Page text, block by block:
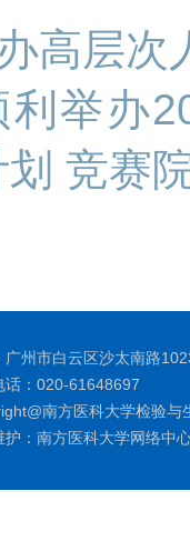
高层次
利举办
竞赛
广州市白云区沙太南路
话：020-61648697
南方医科大学检验
护：南方医科大学网络中